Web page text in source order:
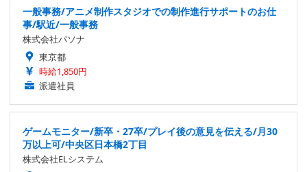
一般事務/アニメ制作スタジオでの制作進行サポートのお仕
事/駅近/一般事務
株式会社パソナ
東京都
時給1,850円
派遣社員
ゲームモニター/新卒・27卒/プレイ後の意見を伝える/月30
万以上可/中央区日本橋2丁目
株式会社ELシステム